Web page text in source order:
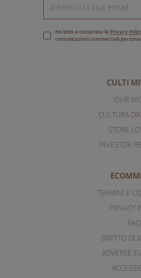
CULTI
OUR
CULTURA
STORE
INVESTOR
TERMINI E
PRIVACY
FAQ
DIRITTO DI
ADVERSE
Ho letto e compreso la Privacy
comunicazioni commerciali